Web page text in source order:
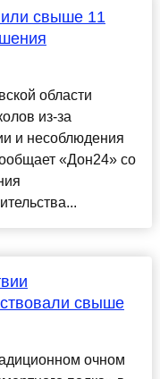
свыше 11
области
из-за
и несоблюдения
«Дон24» со
свыше
очном